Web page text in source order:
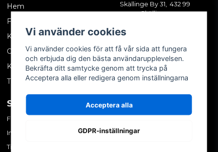
Hem
Företagskund
Kontakta oss
Om oss
Köpvillkor
Tips & trix
Skällinge By 31, 432 99
Skällinge
SOCIALA MEDIER
Facebook
Instagram
TikTok
MITT KONTO
Skapa konto
Vi använder cookies
Vi använder cookies för att få vår sida att fungera
och erbjuda dig den bästa användarupplevelsen.
Bekräfta ditt samtycke genom att trycka på
Acceptera alla eller redigera genom inställningarna
Acceptera alla
GDPR-inställningar